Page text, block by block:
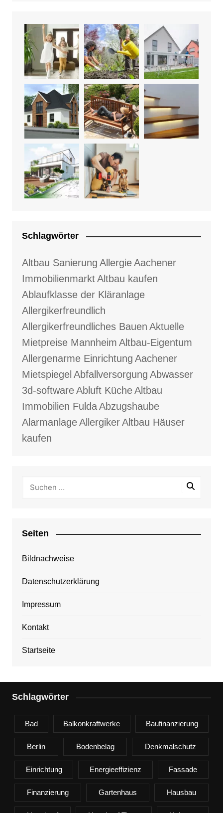
Schlagwörter
Altbau Sanierung AllergieAachener
ImmobilienmarktAltbau kaufen
Ablaufklasse der Kläranlage
Allergikerfreundlich
Allergikerfreundliches Bauen Aktuelle
Mietpreise Mannheim Altbau-Eigentum
Allergenarme Einrichtung Aachener
Mietspiegel Abfallversorgung Abwasser
3d-softwareAbluft KücheAltbau
Immobilien FuldaAbzugshaube
AlarmanlageAllergikerAltbau Häuser
kaufen
Seiten
Bildnachweise
Datenschutzerklärung
Impressum
Kontakt
Startseite
Schlagwörter
Bad Balkonkraftwerke Baufinanzierung
Berlin Bodenbelag Denkmalschutz
Einrichtung Energieeffizienz Fassade
Finanzierung Gartenhaus Hausbau